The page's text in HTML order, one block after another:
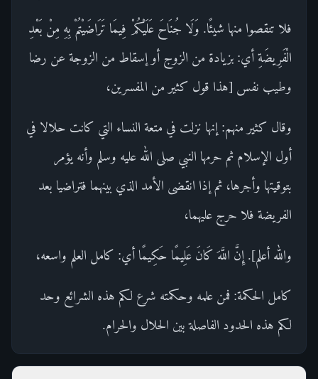
فلا تنقصوا منها شيئًا. وَلَا جُنَاحَ عَلَيْكُمْ فِيمَا تَرَاضَيْتُمْ بِهِ مِنْ بَعْدِ
الْفَرِيضَةِ أي: بزيادة من الزوج أو إسقاط من الزوجة عن رضا
وطيب نفس [هذا قول كثير من المفسرين،
وقال كثير منهم: إنها نزلت في متعة النساء التي كانت حلالا في
أول الإسلام ثم حرمها النبي صلى الله عليه وسلم وأنه يؤمر
بتوقيتها وأجرها، ثم إذا انقضى الأمد الذي بينهما فتراضيا بعد
الفريضة فلا حرج عليهما،
والله أعلم]. إِنَّ اللَّهَ كَانَ عَلِيمًا حَكِيمًا أي: كامل العلم واسعه،
كامل الحكمة: فمن علمه وحكمته شرع لكم هذه الشرائع وحد
لكم هذه الحدود الفاصلة بين الحلال والحرام.